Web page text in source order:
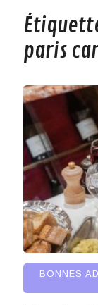
paris
BONNES